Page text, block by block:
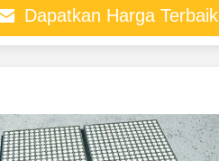
Dapatkan Harga Terbaik